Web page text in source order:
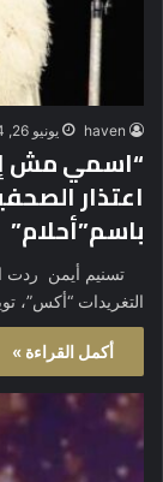
haven يونيو 26, 2024
“اسمي مش
اعتذار
باسم”أحلام”
تسنيم أيمن ردت
التغريدات “أكس”،
أكمل القراءة »